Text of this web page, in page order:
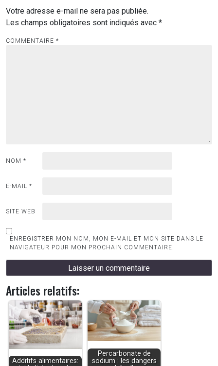
Votre adresse e-mail ne sera pas publiée.
Les champs obligatoires sont indiqués avec *
COMMENTAIRE *
NOM *
E-MAIL *
SITE WEB
ENREGISTRER MON NOM, MON E-MAIL ET MON SITE DANS LE
NAVIGATEUR POUR MON PROCHAIN COMMENTAIRE.
Articles relatifs:
Additifs alimentaires:
Percarbonate de
sodium : les dangers